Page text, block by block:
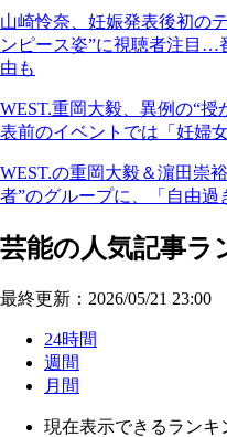
山崎怜奈、妊娠発表後初の
ンピース姿”に視聴者注目…
由も
WEST.重岡大毅、異例の“
表前のイベントでは「妊婦
WEST.の重岡大毅＆濵田崇
者”のグループに、「自由
芸能の人気記事ラ
最終更新：2026/05/21 23:00
24時間
週間
月間
現在表示できるランキ